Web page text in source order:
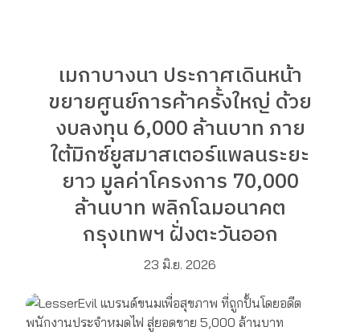
เมกาบางนา ประกาศเดินหน้า
ขยายศูนย์การค้าครั้งใหญ่ ด้วย
งบลงทุน 6,000 ล้านบาท ภาย
ใต้มิกซ์ยูสมาสเตอร์แพลนระยะ
ยาว มูลค่าโครงการ 70,000
ล้านบาท พลิกโฉมอนาคต
กรุงเทพฯ ฝั่งตะวันออก
23 มิ.ย. 2026